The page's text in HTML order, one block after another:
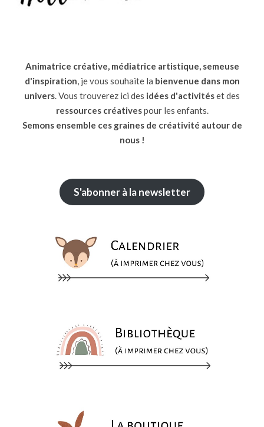
Animatrice créative, médiatrice artistique, semeuse
d'inspiration, je vous souhaite la bienvenue dans mon
univers. Vous trouverez ici des idées d'activitéset des
ressources créativespour les enfants.
Semons ensemble ces graines de créativité autour de
nous !
S'abonner à la newsletter